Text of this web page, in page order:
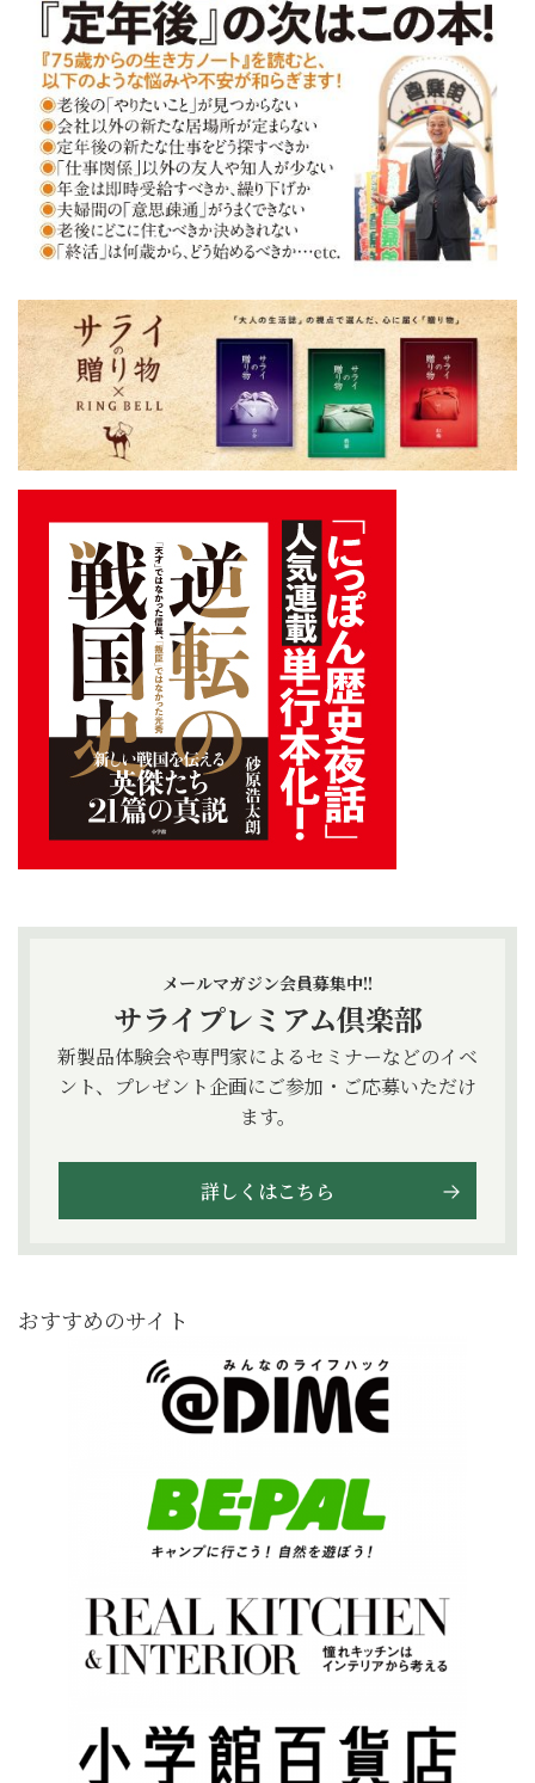
メールマガジン会員募集中!!
サライプレミアム倶楽部
新製品体験会や専門家によるセミナーなどのイベ
ント、プレゼント企画にご参加・ご応募いただけ
ます。
詳しくはこちら
おすすめのサイト